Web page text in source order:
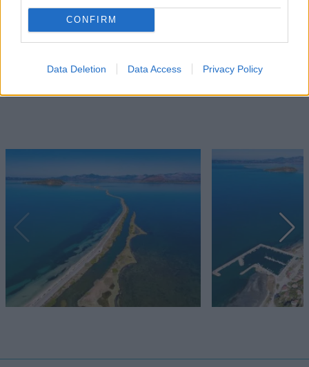
CONFIRM
Data Deletion Data Access Privacy Policy